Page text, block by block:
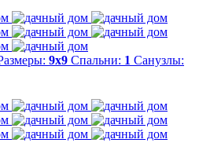
9х9 Спальни: 1 Санузлы: